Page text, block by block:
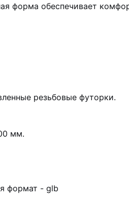
форма обеспечивает
резьбовые футорки.
мм.
формат - glb